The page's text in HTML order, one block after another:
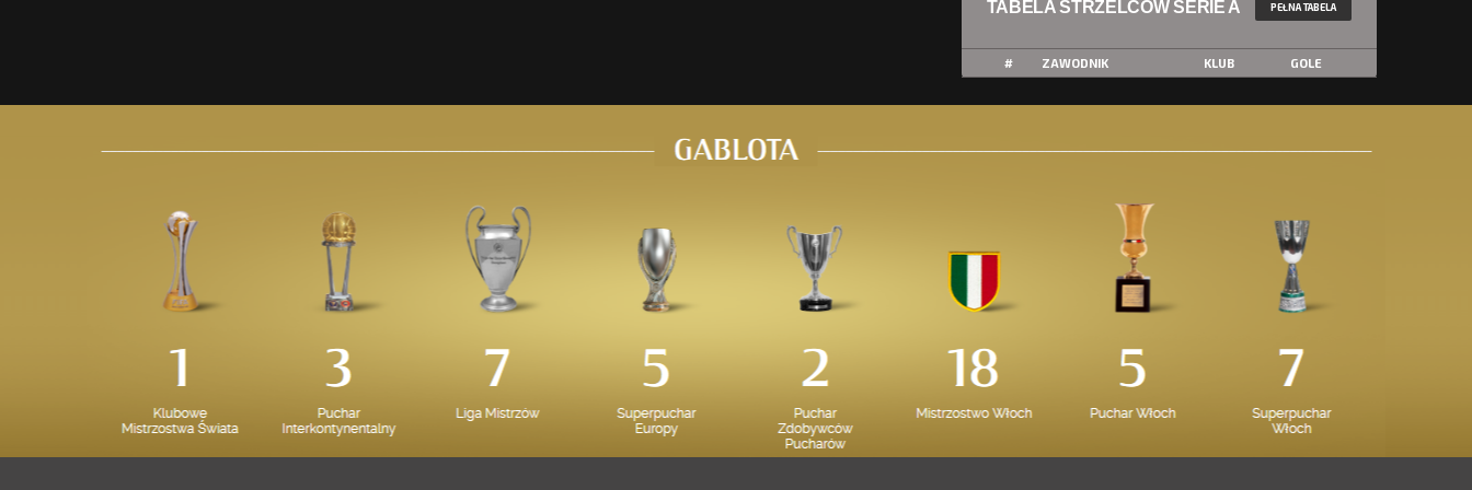
TABELA STRZELCÓW SERIE A PEŁNA TABELA
# ZAWODNIK KLUB GOLE